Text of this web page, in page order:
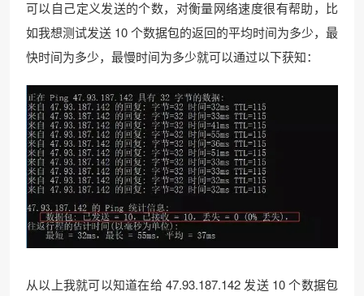
可以自己定义发送的个数，对衡量网络速度很有帮助，比
如我想测试发送 10 个数据包的返回的平均时间为多少，最
快时间为多少，最慢时间为多少就可以通过以下获知：
从以上我就可以知道在给 47.93.187.142 发送 10 个数据包